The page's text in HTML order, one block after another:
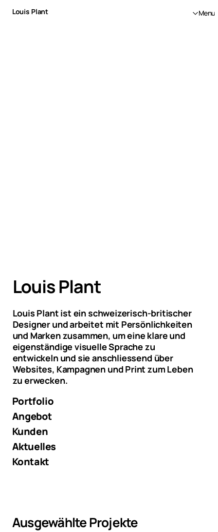
Menu
Louis Plant
Portfolio
Angebot
Kunden
Aktuelles
Kontakt
Louis Plant
Louis Plant ist ein schweizerisch-britischer
Designer und arbeitet mit Persönlichkeiten
und Marken zusammen, um eine klare und
eigenständige visuelle Sprache zu
entwickeln und sie anschliessend über
Websites, Kampagnen und Print zum Leben
zu erwecken.
Ausgewählte Projekte